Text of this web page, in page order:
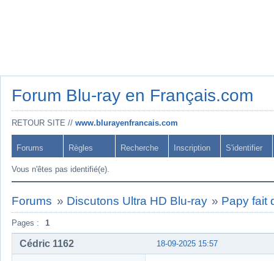
Forum Blu-ray en Français.com
RETOUR SITE // www.blurayenfrancais.com
Forums Règles Recherche Inscription S'identifier
Vous n'êtes pas identifié(e).
Forums » Discutons Ultra HD Blu-ray » Papy fait
Pages : 1
18-09-2025 15:57
Cédric 1162